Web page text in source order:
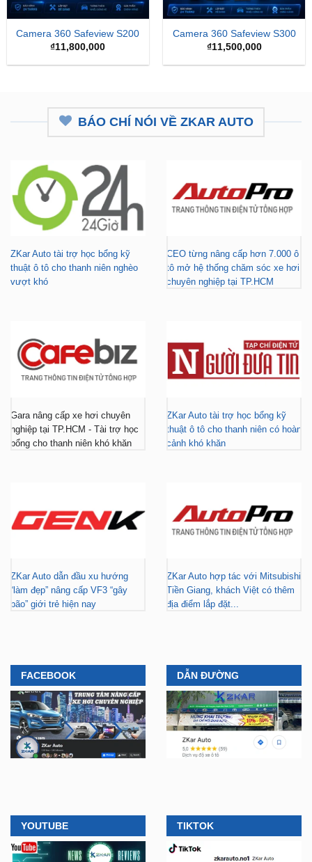
Camera 360 Safeview S200
₫11,800,000
Camera 360 Safeview S300
₫11,500,000
BÁO CHÍ NÓI VỀ ZKAR AUTO
ZKar Auto tài trợ học bổng kỹ
thuật ô tô cho thanh niên nghèo
vượt khó
CEO từng nâng cấp hơn 7.000 ô
tô mở hệ thống chăm sóc xe hơi
chuyên nghiệp tại TP.HCM
Gara nâng cấp xe hơi chuyên
nghiệp tại TP.HCM - Tài trợ học
bổng cho thanh niên khó khăn
ZKar Auto tài trợ học bổng kỹ
thuật ô tô cho thanh niên có hoàn
cảnh khó khăn
ZKar Auto dẫn đầu xu hướng
“làm đẹp” nâng cấp VF3 “gây
bão” giới trẻ hiện nay
ZKar Auto hợp tác với Mitsubishi
Tiền Giang, khách Việt có thêm
địa điểm lắp đặt...
FACEBOOK DẪN ĐƯỜNG
YOUTUBE TIKTOK